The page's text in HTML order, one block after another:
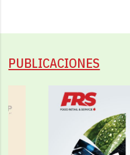
PUBLICACIONES